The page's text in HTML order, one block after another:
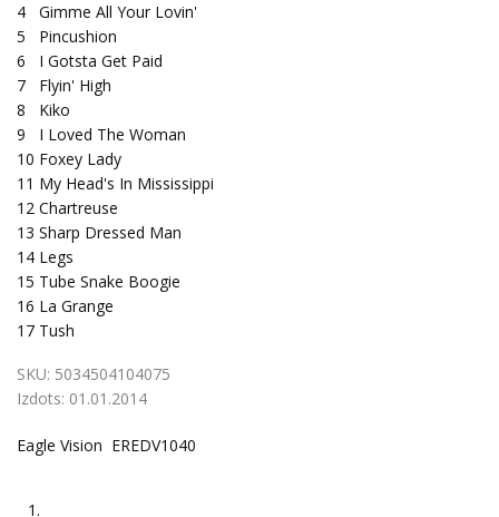
4
Gimme All Your Lovin'
5
Pincushion
6
I Gotsta Get Paid
7
Flyin' High
8
Kiko
9
I Loved The Woman
10 Foxey Lady
11 My Head's In Mississippi
12 Chartreuse
13 Sharp Dressed Man
14 Legs
15 Tube Snake Boogie
16 La Grange
17 Tush
SKU: 5034504104075
Izdots: 01.01.2014
Eagle Vision EREDV1040
1.